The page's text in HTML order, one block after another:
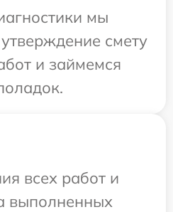
мы
смету
и займемся
всех работ и
выполненных